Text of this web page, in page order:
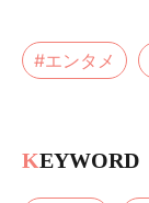
#エンタメ
KEYWORD